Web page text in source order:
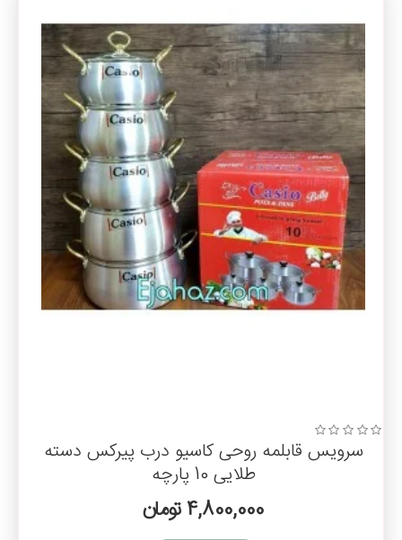
سرویس قابلمه روحی کاسیو درب پیرکس دسته
طلایی 10 پارچه
4,800,000 تومان